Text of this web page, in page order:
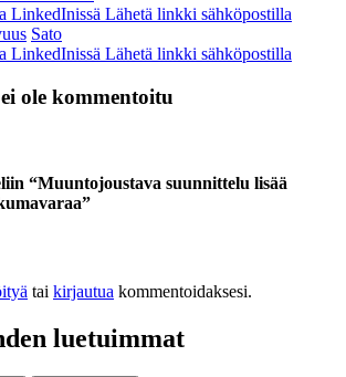
LinkedInissä Lähetä linkki sähköpostilla
Sato
LinkedInissä Lähetä linkki sähköpostilla
ole kommentoitu
“Muuntojoustava suunnittelu lisää
tai kirjautua kommentoidaksesi.
luetuimmat